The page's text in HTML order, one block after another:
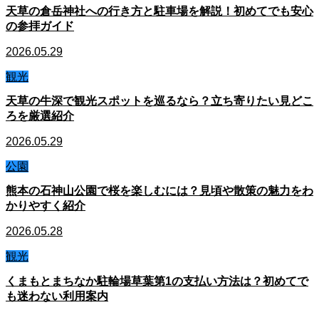
天草の倉岳神社への行き方と駐車場を解説！初めてでも安心
の参拝ガイド
2026.05.29
観光
天草の牛深で観光スポットを巡るなら？立ち寄りたい見どこ
ろを厳選紹介
2026.05.29
公園
熊本の石神山公園で桜を楽しむには？見頃や散策の魅力をわ
かりやすく紹介
2026.05.28
観光
くまもとまちなか駐輪場草葉第1の支払い方法は？初めてで
も迷わない利用案内